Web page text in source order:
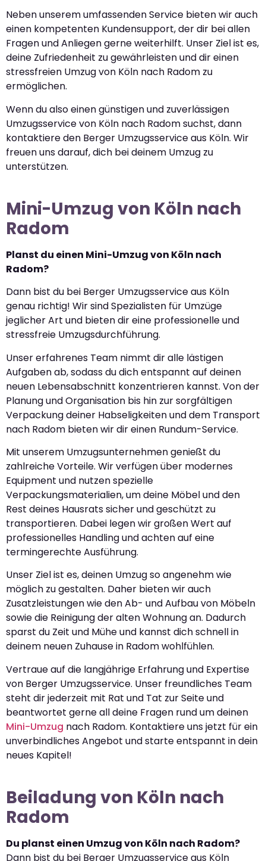
Neben unserem umfassenden Service bieten wir auch
einen kompetenten Kundensupport, der dir bei allen
Fragen und Anliegen gerne weiterhilft. Unser Ziel ist es,
deine Zufriedenheit zu gewährleisten und dir einen
stressfreien Umzug von Köln nach Radom zu
ermöglichen.
Wenn du also einen günstigen und zuverlässigen
Umzugsservice von Köln nach Radom suchst, dann
kontaktiere den Berger Umzugsservice aus Köln. Wir
freuen uns darauf, dich bei deinem Umzug zu
unterstützen.
Mini-Umzug von Köln nach
Radom
Planst du einen Mini-Umzug von Köln nach
Radom?
Dann bist du bei Berger Umzugsservice aus Köln
genau richtig! Wir sind Spezialisten für Umzüge
jeglicher Art und bieten dir eine professionelle und
stressfreie Umzugsdurchführung.
Unser erfahrenes Team nimmt dir alle lästigen
Aufgaben ab, sodass du dich entspannt auf deinen
neuen Lebensabschnitt konzentrieren kannst. Von der
Planung und Organisation bis hin zur sorgfältigen
Verpackung deiner Habseligkeiten und dem Transport
nach Radom bieten wir dir einen Rundum-Service.
Mit unserem Umzugsunternehmen genießt du
zahlreiche Vorteile. Wir verfügen über modernes
Equipment und nutzen spezielle
Verpackungsmaterialien, um deine Möbel und den
Rest deines Hausrats sicher und geschützt zu
transportieren. Dabei legen wir großen Wert auf
professionelles Handling und achten auf eine
termingerechte Ausführung.
Unser Ziel ist es, deinen Umzug so angenehm wie
möglich zu gestalten. Daher bieten wir auch
Zusatzleistungen wie den Ab- und Aufbau von Möbeln
sowie die Reinigung der alten Wohnung an. Dadurch
sparst du Zeit und Mühe und kannst dich schnell in
deinem neuen Zuhause in Radom wohlfühlen.
Vertraue auf die langjährige Erfahrung und Expertise
von Berger Umzugsservice. Unser freundliches Team
steht dir jederzeit mit Rat und Tat zur Seite und
beantwortet gerne all deine Fragen rund um deinen
Mini-Umzug nach Radom. Kontaktiere uns jetzt für ein
unverbindliches Angebot und starte entspannt in dein
neues Kapitel!
Beiladung von Köln nach
Radom
Du planst einen Umzug von Köln nach Radom?
Dann bist du bei Berger Umzugsservice aus Köln